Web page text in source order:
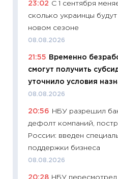
23:02 С 1 сентября
сколько украинцы будут
новом сезоне
08.08.2026
21:55
Временно
смогут получить
уточнило условия
08.08.2026
20:56
НБУ разрешил
дефолт компаний,
России: введен
поддержки бизнеса
08.08.2026
20:28 НБУ